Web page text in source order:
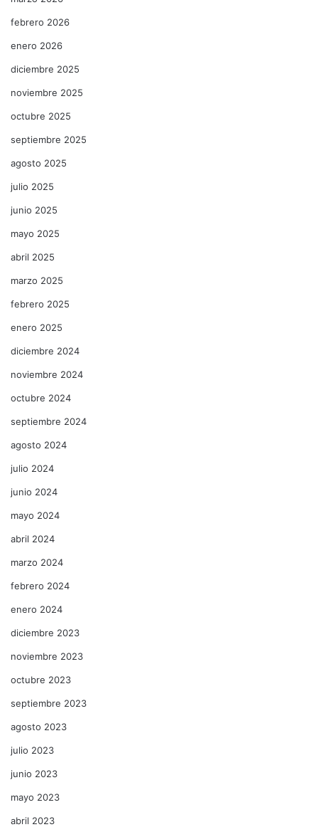
febrero 2026
enero 2026
diciembre 2025
noviembre 2025
octubre 2025
septiembre 2025
agosto 2025
julio 2025
junio 2025
mayo 2025
abril 2025
marzo 2025
febrero 2025
enero 2025
diciembre 2024
noviembre 2024
octubre 2024
septiembre 2024
agosto 2024
julio 2024
junio 2024
mayo 2024
abril 2024
marzo 2024
febrero 2024
enero 2024
diciembre 2023
noviembre 2023
octubre 2023
septiembre 2023
agosto 2023
julio 2023
junio 2023
mayo 2023
abril 2023